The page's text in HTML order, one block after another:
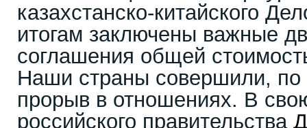
казахстанско-китайского
итогам заключены важные
соглашения общей
Наши страны совершили, по
прорыв в отношениях. В
российского правительства